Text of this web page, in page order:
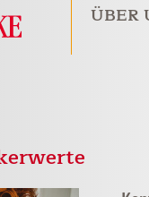
ÜBER